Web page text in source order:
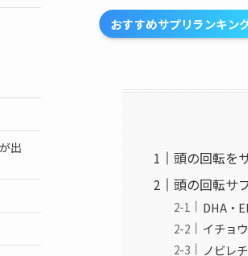
おすすめサプリランキン
頭の回転を
頭の回転サ
DHA・
イチョ
ノビレ
出